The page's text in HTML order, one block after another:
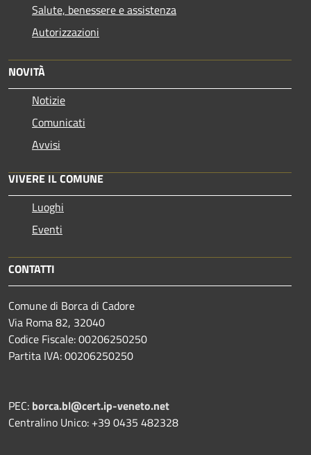
Salute, benessere e assistenza
Autorizzazioni
NOVITÀ
Notizie
Comunicati
Avvisi
VIVERE IL COMUNE
Luoghi
Eventi
CONTATTI
Comune di Borca di Cadore
Via Roma 82, 32040
Codice Fiscale: 00206250250
Partita IVA: 00206250250
PEC: borca.bl@cert.ip-veneto.net
Centralino Unico: +39 0435 482328